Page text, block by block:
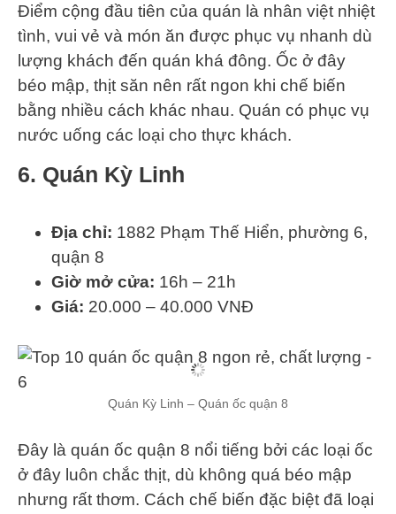
Điểm cộng đầu tiên của quán là nhân việt nhiệt
tình, vui vẻ và món ăn được phục vụ nhanh dù
lượng khách đến quán khá đông. Ốc ở đây
béo mập, thịt săn nên rất ngon khi chế biến
bằng nhiều cách khác nhau. Quán có phục vụ
nước uống các loại cho thực khách.
6. Quán Kỳ Linh
Địa chỉ: 1882 Phạm Thế Hiển, phường 6,
quận 8
Giờ mở cửa: 16h – 21h
Giá: 20.000 – 40.000 VNĐ
Quán Kỳ Linh – Quán ốc quận 8
Đây là quán ốc quận 8 nổi tiếng bởi các loại ốc
ở đây luôn chắc thịt, dù không quá béo mập
nhưng rất thơm. Cách chế biến đặc biệt đã loại